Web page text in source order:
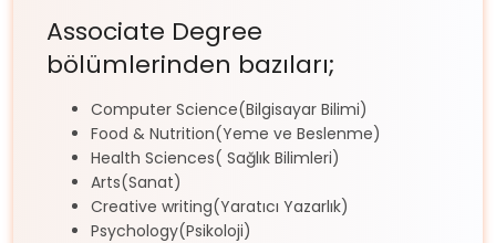
Associate Degree
bölümlerinden bazıları;
Computer Science(Bilgisayar Bilimi)
Food & Nutrition(Yeme ve Beslenme)
Health Sciences( Sağlık Bilimleri)
Arts(Sanat)
Creative writing(Yaratıcı Yazarlık)
Psychology(Psikoloji)